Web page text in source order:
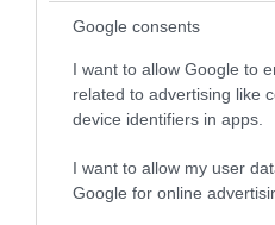
Google consents
I want to allow Google to
related to advertising like
device identifiers in apps.
I want to allow my user
Google for online
Αθήνα:
αντικείμενα από